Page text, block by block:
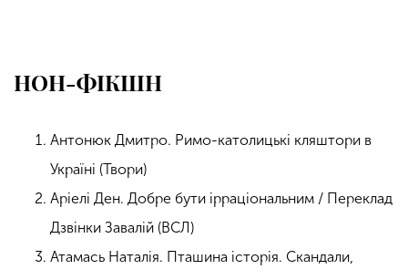
НОН-ФІКШН
Антонюк Дмитро. Римо-католицькі кляштори в
Україні (Твори)
Аріелі Ден. Добре бути ірраціональним / Переклад
Дзвінки Завалій (ВСЛ)
Атамась Наталія. Пташина історія. Скандали,